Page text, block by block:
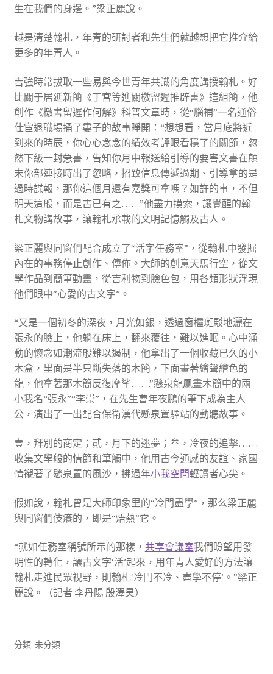
生在我們的身邊。”梁正麗說。
越是清楚翰札，年青的研討者和先生們就越想把它推介給
更多的年青人。
吉強時常拔取一些易與今世青年共識的角度講授翰札。好
比關于居延新簡《丁宮等進關檄留遲推辟書》這組簡，他
創作《檄書留遲作何解》科普文章時，從“腦補”一名通俗
仕宦退職場捅了婁子的故事睜開：“想想看，當月底將近
到來的時辰，你心心念念的績效考評眼看穩了的關節，忽
然下級一封急書，告知你月中報送給引導的要害文書在顛
末你部連接時出了忽略，招致信息傳遞過期、引導拿的是
過時諜報，那你這個月還有嘉獎可拿嗎？如許的事，不但
明天這般，而是古已有之……”他盡力摸索，讓覺醒的翰
札文物講故事，讓翰札承載的文明記憶觸及古人。
梁正麗與同窗們配合成立了“活字任務室”，從翰札中發掘
內在的事務停止創作、傳佈。大師的創意天馬行空，從文
學作品到簡筆動畫，從吉利物到臉色包，用各類形狀浮現
他們眼中“心愛的古文字”。
“又是一個初冬的深夜，月光如銀，透過窗欞斑駁地灑在
張永的臉上，他躺在床上，翻來覆往，難以進眠。心中涌
動的懷念如潮流般難以遏制，他拿出了一個收藏已久的小
木盒，里面是半只斷失落的木簡，下面畫著繪聲繪色的
龍，他拿著那木簡反復摩挲……”懸泉龍鳳畫木簡中的兩
小我名“張永”“李崇”，在先生曹年夜鵬的筆下成為主人
公，演出了一出配合保衛漢代懸泉置驛站的動聽故事。
壹，拜別的商定；貳，月下的迷夢；叁，冷夜的追擊……
收集文學般的情節和筆觸中，他用古今通感的友誼、家國
情襯著了懸泉置的風沙，拂過年小我空間輕讀者心尖。
假如說，翰札曾是大師印象里的“冷門盡學”，那么梁正麗
與同窗們伎癢的，即是“焐熱”它。
“就如任務室稱號所示的那樣， 共享會議室我們盼望用發
明性的轉化，讓古文字‘活’起來，用年青人愛好的方法讓
翰札走進民眾視野，則翰札‘冷門不冷、盡學不停’。”梁正
麗說。（記者 李丹陽 殷澤昊）
分類: 未分類